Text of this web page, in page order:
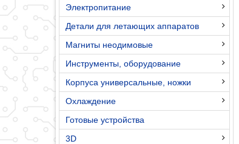
Электропитание
Детали для летающих аппаратов
Магниты неодимовые
Инструменты, оборудование
Корпуса универсальные, ножки
Охлаждение
Готовые устройства
3D